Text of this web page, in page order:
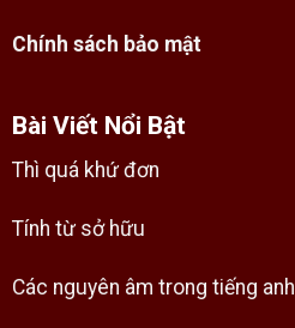
Chính sách bảo mật
Bài Viết Nổi Bật
Thì quá khứ đơn
Tính từ sở hữu
Các nguyên âm trong tiếng anh